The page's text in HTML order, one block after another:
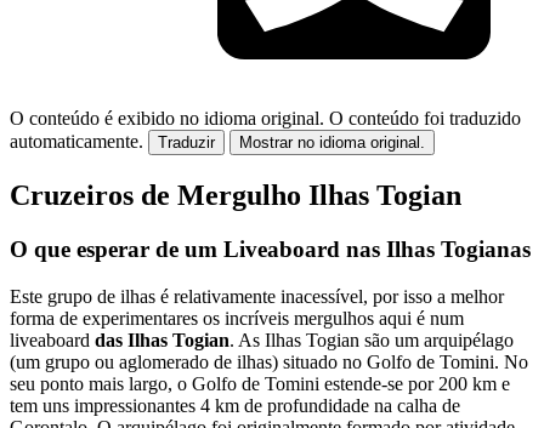
O conteúdo é exibido no idioma original. O conteúdo foi traduzido
automaticamente.
Traduzir Mostrar no idioma original.
Cruzeiros de Mergulho Ilhas Togian
O que esperar de um Liveaboard nas Ilhas Togianas
Este grupo de ilhas é relativamente inacessível, por isso a melhor
forma de experimentares os incríveis mergulhos aqui é num
liveaboard das Ilhas Togian. As Ilhas Togian são um arquipélago
(um grupo ou aglomerado de ilhas) situado no Golfo de Tomini. No
seu ponto mais largo, o Golfo de Tomini estende-se por 200 km e
tem uns impressionantes 4 km de profundidade na calha de